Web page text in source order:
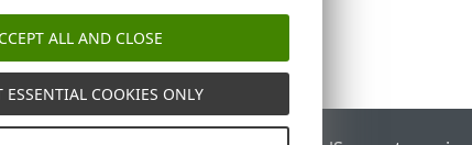
ALL AND CLOSE
ESSENTIAL COOKIES ONLY